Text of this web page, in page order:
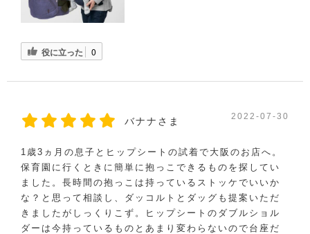
役に立った 0
バナナさま 2022-07-30
1歳3ヵ月の息子とヒップシートの試着で大阪のお店へ。
保育園に行くときに簡単に抱っこできるものを探してい
ました。長時間の抱っこは持っているストッケでいいか
な？と思って相談し、ダッコルトとダッグも提案いただ
きましたがしっくりこず。ヒップシートのダブルショル
ダーは今持っているものとあまり変わらないので台座だ